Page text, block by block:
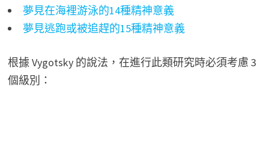
夢見在海裡游泳的14種精神意義
夢見逃跑或被追趕的15種精神意義
根據 Vygotsky 的說法，在進行此類研究時必須考慮 3
個級別：